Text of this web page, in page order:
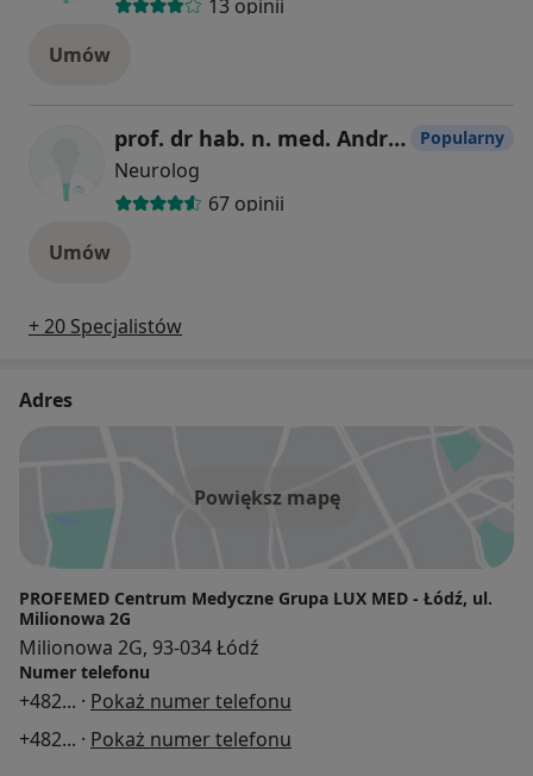
13 opinii
Umów
prof. dr hab. n. med. Andrzej Głąbiński
Neurolog
67 opinii
Popularny
Umów
+ 20 Specjalistów
Adres
Powiększ mapę
PROFEMED Centrum Medyczne Grupa LUX MED - Łódź, ul.
Milionowa 2G
Milionowa 2G, 93-034 Łódź
Numer telefonu
+482... · Pokaż numer telefonu
+482... · Pokaż numer telefonu